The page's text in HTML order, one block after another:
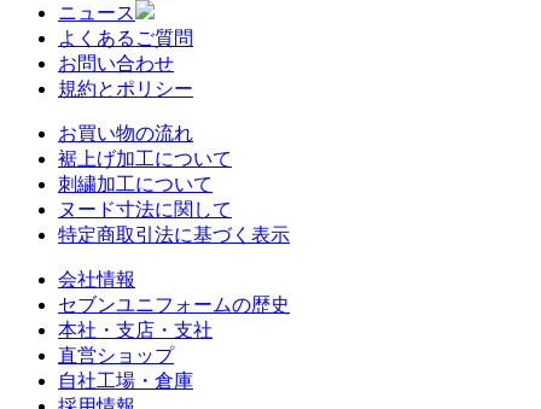
ニュース
よくあるご質問
お問い合わせ
規約とポリシー
お買い物の流れ
裾上げ加工について
刺繍加工について
ヌード寸法に関して
特定商取引法に基づく表示
会社情報
セブンユニフォームの歴史
本社・支店・支社
直営ショップ
自社工場・倉庫